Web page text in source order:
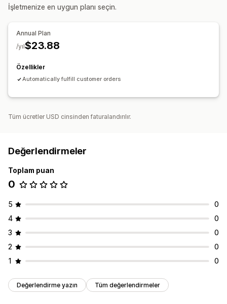
İşletmenize en uygun planı seçin.
Annual Plan
$23.88
/yıl
Özellikler
Automatically fulfill customer orders
Tüm ücretler USD cinsinden faturalandırılır.
Değerlendirmeler
Toplam puan
0
5
0
4
0
3
0
2
0
1
0
Değerlendirme yazın Tüm değerlendirmeler